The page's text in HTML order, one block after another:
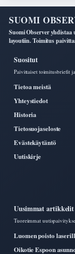
SUOMI
Suomi Observer
layoutiin. Toimitus
Suositut
Paivittaiset toimitusbriefit
Tietoa meistä
Yhteystiedot
Historia
Tietosuojaseloste
Evästekäytäntö
Uutiskirje
Uusimmat artikkelit
Tuoreimmat
Luomen poisto
Oikotie Espoon